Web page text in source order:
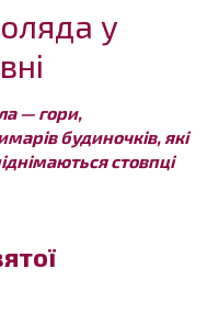
у
— гори,
будиночків, які
стовпці